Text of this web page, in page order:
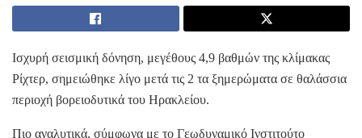
Ισχυρή σεισμική δόνηση, μεγέθους 4,9 βαθμών της κλίμακας
Ρίχτερ, σημειώθηκε λίγο μετά τις 2 τα ξημερώματα σε θαλάσσια
περιοχή βορειοδυτικά του Ηρακλείου.
Πιο αναλυτικά, σύμφωνα με το Γεωδυναμικό Ινστιτούτο